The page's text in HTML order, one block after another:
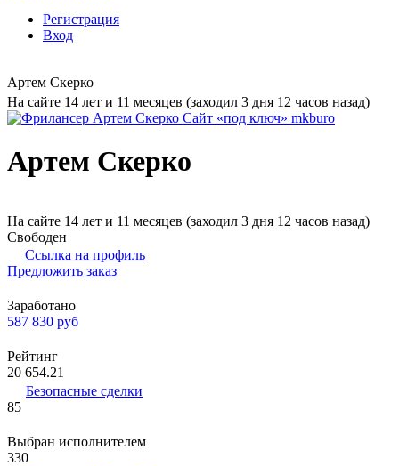
Регистрация
Вход
Артем Скерко
На сайте 14 лет и 11 месяцев (заходил 3 дня 12 часов назад)
Артем Скерко
На сайте 14 лет и 11 месяцев (заходил 3 дня 12 часов назад)
Свободен
Ссылка на профиль
Предложить заказ
Заработано
587 830 руб
Рейтинг
20 654.21
Безопасные сделки
85
Выбран исполнителем
330